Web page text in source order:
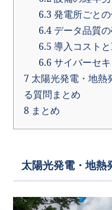
6.3 発電所ごと
6.4データ品質
6.5 導入コスト
6.6サイバーセ
7 太陽光発電・地熱
る質問まとめ
8 まとめ
太陽光発電・地熱